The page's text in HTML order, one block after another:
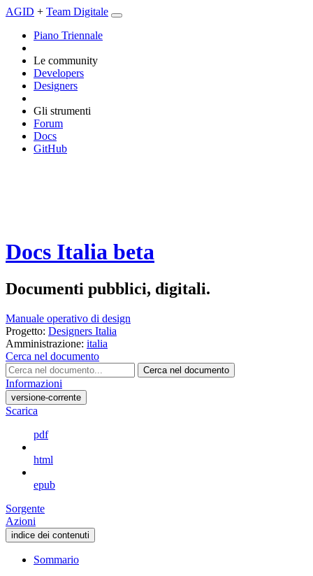
AGID + Team Digitale
Piano Triennale
Le community
Developers
Designers
Gli strumenti
Forum
Docs
GitHub
Docs Italia beta
Documenti pubblici, digitali.
Manuale operativo di design
Progetto: Designers Italia
Amministrazione: italia
Cerca nel documento
Cerca nel documento
Informazioni
versione-corrente
Scarica
pdf
html
epub
Sorgente
Azioni
indice dei contenuti
Sommario